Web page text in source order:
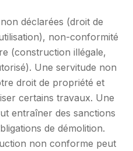
déclarées (droit de
non-conformité
(construction illégale,
Une servitude non
droit de propriété et
certains travaux. Une
entraîner des sanctions
de démolition.
non conforme peut